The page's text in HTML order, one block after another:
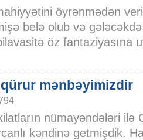
öyrənmədən
belə olub və
öz fantaziyasına
mənbəyimizdir
nümayəndələri ilə
kəndinə getmişdik.